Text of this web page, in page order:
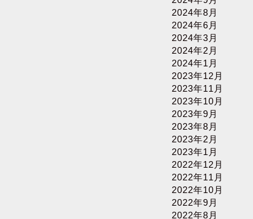
2024年8月
2024年6月
2024年3月
2024年2月
2024年1月
2023年12月
2023年11月
2023年10月
2023年9月
2023年8月
2023年2月
2023年1月
2022年12月
2022年11月
2022年10月
2022年9月
2022年8月